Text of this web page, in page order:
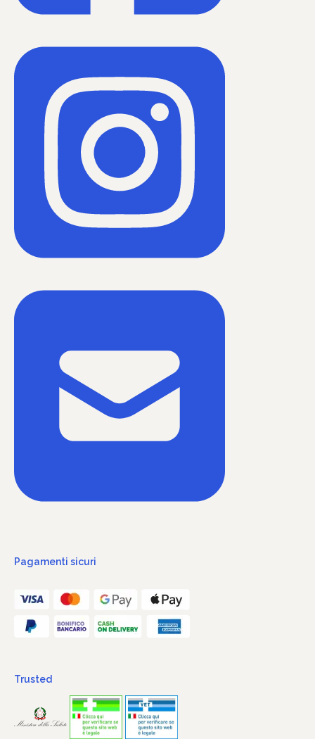
Pagamenti sicuri
Trusted